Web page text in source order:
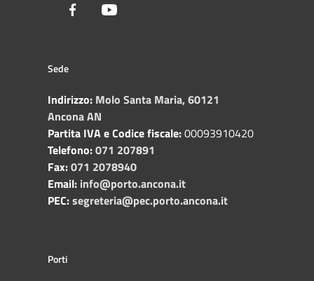
Facebook
Sede
Indirizzo: Molo Santa Maria, 60121
Ancona AN
Partita IVA e Codice fiscale:00093910420
Telefono:071 207891
Fax:071 2078940
Email: info@porto.ancona.it
PEC:segreteria@pec.porto.ancona.it
Porti